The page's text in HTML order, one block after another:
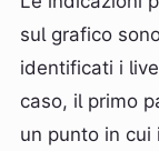
sul grafico
identificati i
caso, il primo
un punto in cui